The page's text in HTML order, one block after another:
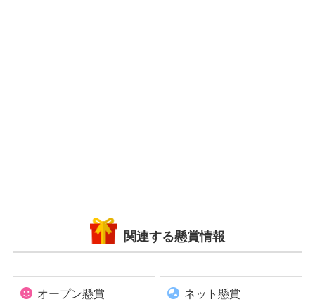
関連する懸賞情報
オープン懸賞 ネット懸賞